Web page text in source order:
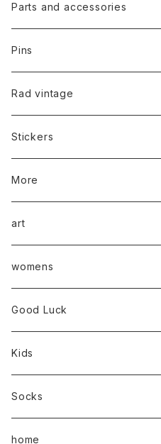
Parts and accessories
Pins
Rad vintage
Stickers
More
art
womens
Good Luck
Kids
Socks
home